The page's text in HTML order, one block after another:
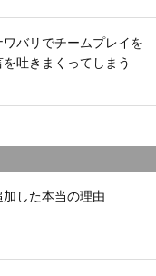
ワバリでチームプレイを
吐きまくってしまう
した本当の理由